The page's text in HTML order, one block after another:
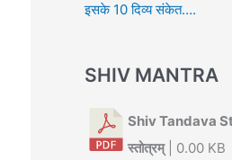
इसके 10 दिव्य संकेत….
SHIV MANTRA
Shiv Tandava
स्तोत्रम्| 0.00 KB